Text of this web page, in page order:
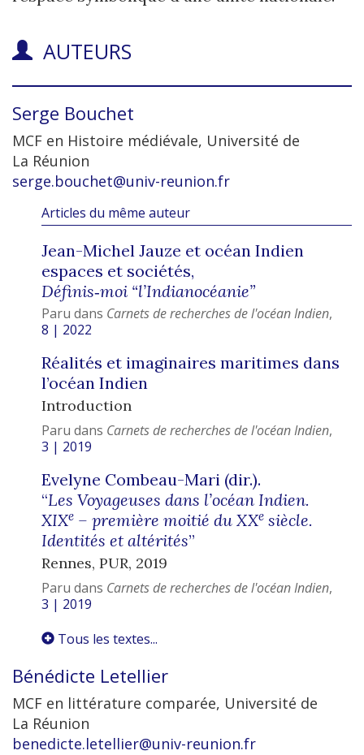
AUTEURS
Serge Bouchet
MCF en Histoire médiévale, Université de
La Réunion
serge.bouchet@univ-reunion.fr
Articles du même auteur
Jean-Michel Jauze et océan Indien
espaces et sociétés,
Définis‑moi “l’Indianocéanie”
Paru dans Carnets de recherches de l'océan Indien,
8 | 2022
Réalités et imaginaires maritimes dans
l’océan Indien
Introduction
Paru dans Carnets de recherches de l'océan Indien,
3 | 2019
Evelyne Combeau-Mari (dir.).
“Les Voyageuses dans l’océan Indien.
XIXe – première moitié du XXe siècle.
Identités et altérités”
Rennes, PUR, 2019
Paru dans Carnets de recherches de l'océan Indien,
3 | 2019
Tous les textes...
Bénédicte Letellier
MCF en littérature comparée, Université de
La Réunion
benedicte.letellier@univ-reunion.fr